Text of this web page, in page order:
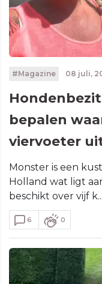
#Magazine 08 juli,
bepalen
viervoeter
Monster is een
Holland wat ligt
beschikt over vijf k...
6 0